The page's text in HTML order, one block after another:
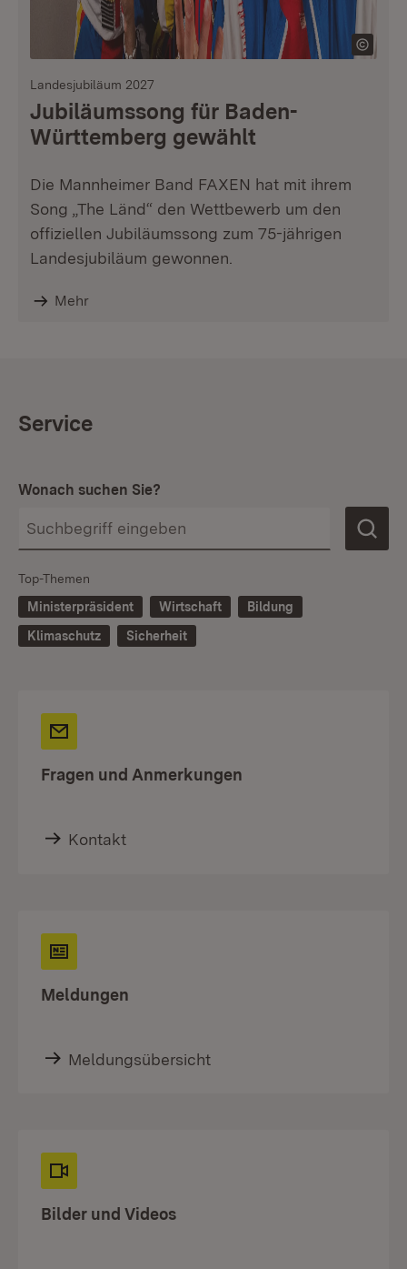
Landesjubiläum 2027
Jubiläumssong für Baden-
Württemberg gewählt
Die Mannheimer Band FAXEN hat mit ihrem
Song „The Länd“ den Wettbewerb um den
offiziellen Jubiläumssong zum 75-jährigen
Landesjubiläum gewonnen.
Mehr
Service
Wonach suchen Sie?
Top-Themen
Ministerpräsident
Wirtschaft
Bildung
Klimaschutz
Sicherheit
Fragen und Anmerkungen
Kontakt
Meldungen
Meldungsübersicht
Bilder und Videos